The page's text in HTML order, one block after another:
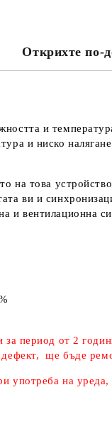
Открихте по-
и
и ниско
на това
ви и
и вентилационна
за период от 2
ще бъде
употреба на